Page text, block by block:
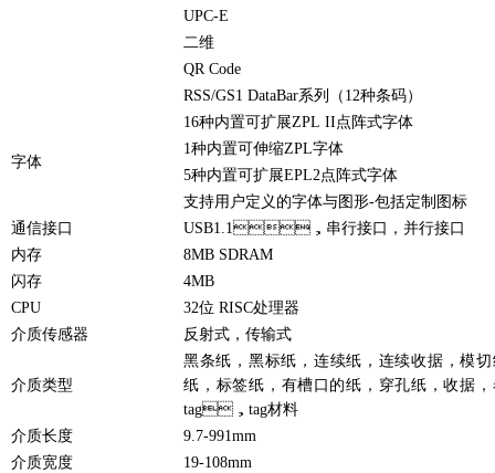
UPC-E
二维
QR Code
RSS/GS1 DataBar系列（12种条码）
字体
16种内置可扩展ZPL II点阵式字体
1种内置可伸缩ZPL字体
5种内置可扩展EPL2点阵式字体
支持用户定义的字体与图形-包括定制图标
通信接口
USB1.1，串行接口，并行接口
内存
8MB SDRAM
闪存
4MB
CPU
32位 RISC处理器
介质传感器
反射式，传输式
介质类型
黑条纸，黑标纸，连续纸，连续收据，模
纸，标签纸，有槽口的纸，穿孔纸，收据
tag，tag材料
介质长度
9.7-991mm
介质宽度
19-108mm